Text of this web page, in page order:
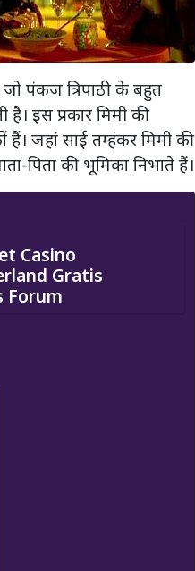
पंकज त्रिपाठी के बहुत
इस प्रकार मिमी की
हैं। जहां साई तम्हंकर मिमी की
पिता की भूमिका निभाते हैं।
Casino
Gratis
Forum